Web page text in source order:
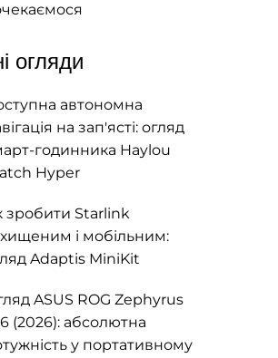
огляди
автономна
на зап'ясті: огляд
годинника Haylou
Hyper
зробити Starlink
і мобільним:
Adaptis MiniKit
ASUS ROG Zephyrus
(2026): абсолютна
у портативному